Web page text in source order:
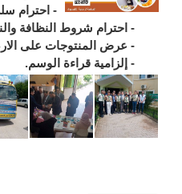
- احترام
- احترام شروط النظافة
- عرض المنتوجات على
- إلزامية قراءة الوسم.